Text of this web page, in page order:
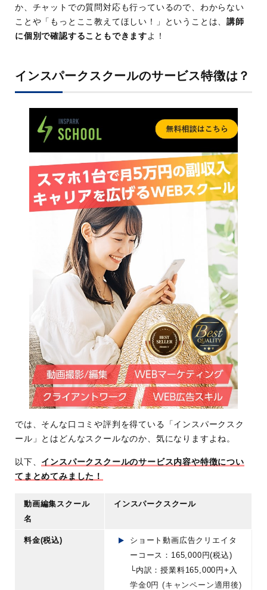
か、チャットでの質問対応も行っているので、わからない
ことや「もっとここ教えてほしい！」ということは、講師
に個別で確認することもできます よ！
インスパークスクールのサービス特徴は？
では、そんな口コミや評判を得ている「インスパークスク
ール」とはどんなスクールなのか、気になりますよね。
以下、 インスパークスクールのサービス内容や特徴につい
てまとめてみました！
動画編集スクール
名
インスパークスクール
料金(税込)
ショート動画広告クリエイタ
ーコース：165,000円(税込)
└内訳：授業料165,000円+入
学金0円 (キャンペーン適用後)